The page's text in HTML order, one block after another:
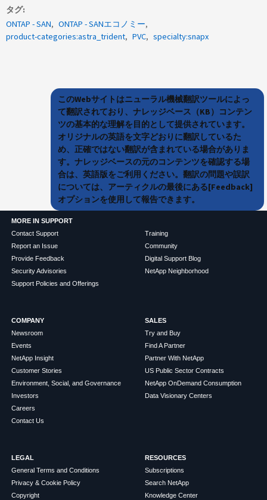
タグ
ONTAP - SAN
ONTAP - SANエコノミー
product-categories:astra_trident
PVC specialty:snapx
このWebサイトはニューラル機械翻訳ツールによっ
て翻訳されており、ナレッジベース（KB）コンテン
ツの基本的な理解を目的として提供されています。
オリジナルの英語を文字どおりに翻訳しているた
め、正確ではない翻訳が含まれている場合がありま
す。ナレッジベースの元のコンテンツを確認する場
合は、英語版をご利用ください。翻訳の問題や誤訳
については、アーティクルの最後にある[Feedback]
オプションを使用して報告できます。
MORE IN SUPPORT
Contact Support
Report an Issue
Provide Feedback
Security Advisories
Support Policies and Offerings
Training
Community
Digital Support Blog
NetApp Neighborhood
COMPANY
Newsroom
Events
NetApp Insight
Customer Stories
Environment, Social, and Governance
Investors
Careers
Contact Us
SALES
Try and Buy
Find A Partner
Partner With NetApp
US Public Sector Contracts
NetApp OnDemand Consumption
Data Visionary Centers
LEGAL
General Terms and Conditions
Privacy & Cookie Policy
Copyright
RESOURCES
Subscriptions
Search NetApp
Knowledge Center